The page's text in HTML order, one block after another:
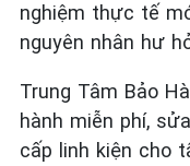
nghiệm thực tế
nguyên nhân hư
Trung Tâm Bảo
hành miễn phí,
cấp linh kiện cho